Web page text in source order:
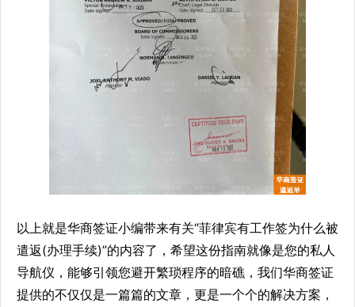
以上就是华商签证小编带来有关“菲律宾有工作签为什么被
遣返(办理手续)”的内容了，希望这份指南就像是您的私人
导航仪，能够引领您避开繁琐程序的暗礁，我们华商签证
提供的不仅仅是一篇篇的文章，更是一个个的解决方案，